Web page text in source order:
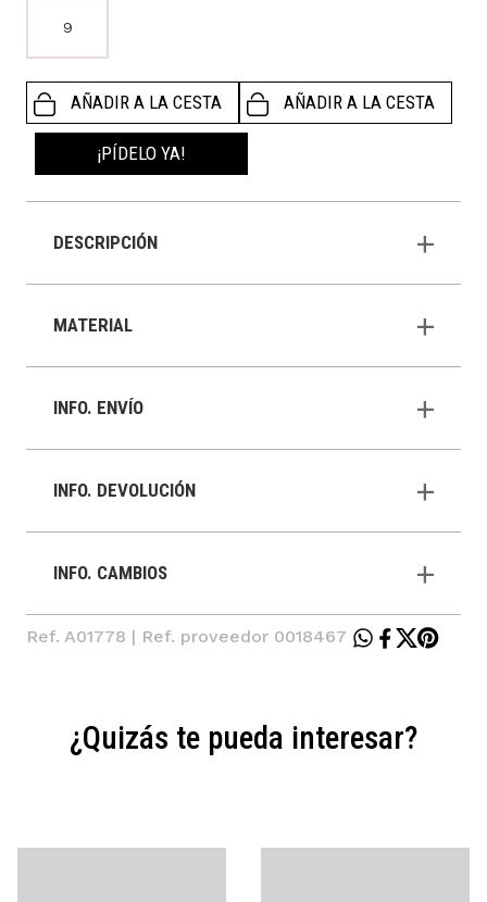
9
AÑADIR A LA CESTA AÑADIR A LA CESTA
¡PÍDELO YA!
DESCRIPCIÓN
MATERIAL
INFO. ENVÍO
INFO. DEVOLUCIÓN
INFO. CAMBIOS
Ref. A01778 | Ref. proveedor 0018467
¿Quizás te pueda interesar?